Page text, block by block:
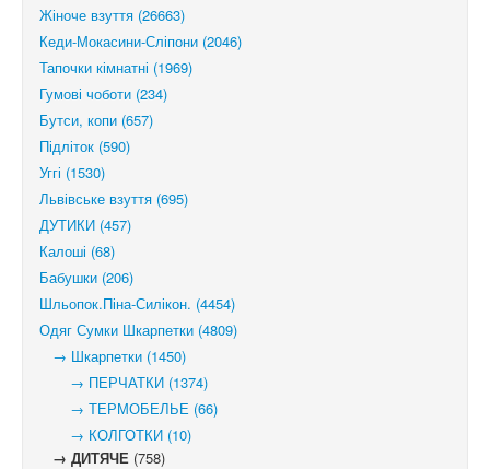
Жіноче взуття (26663)
Кеди-Мокасини-Сліпони (2046)
Тапочки кімнатні (1969)
Гумові чоботи (234)
Бутси, копи (657)
Підліток (590)
Уггі (1530)
Львівське взуття (695)
ДУТИКИ (457)
Калоші (68)
Бабушки (206)
Шльопок.Піна-Силікон. (4454)
Одяг Сумки Шкарпетки (4809)
→ Шкарпетки (1450)
→ ПЕРЧАТКИ (1374)
→ ТЕРМОБЕЛЬЕ (66)
→ КОЛГОТКИ (10)
→ ДИТЯЧЕ (758)